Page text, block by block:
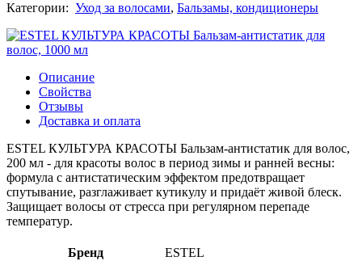
Категории: Уход за волосами, Бальзамы, кондиционеры
Описание
Свойства
Отзывы
Доставка и оплата
ESTEL КУЛЬТУРА КРАСОТЫ Бальзам-антистатик для волос,
200 мл - для красоты волос в период зимы и ранней весны:
формула с антистатическим эффектом предотвращает
спутывание, разглаживает кутикулу и придаёт живой блеск.
Защищает волосы от стресса при регулярном перепаде
температур.
Бренд
ESTEL